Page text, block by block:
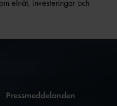
elnät, investeringar och
Pressmeddelanden